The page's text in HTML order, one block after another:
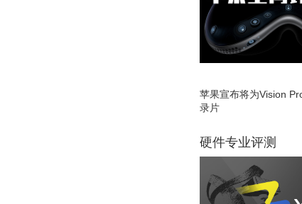
苹果宣布将为Vision
录片
硬件专业评测